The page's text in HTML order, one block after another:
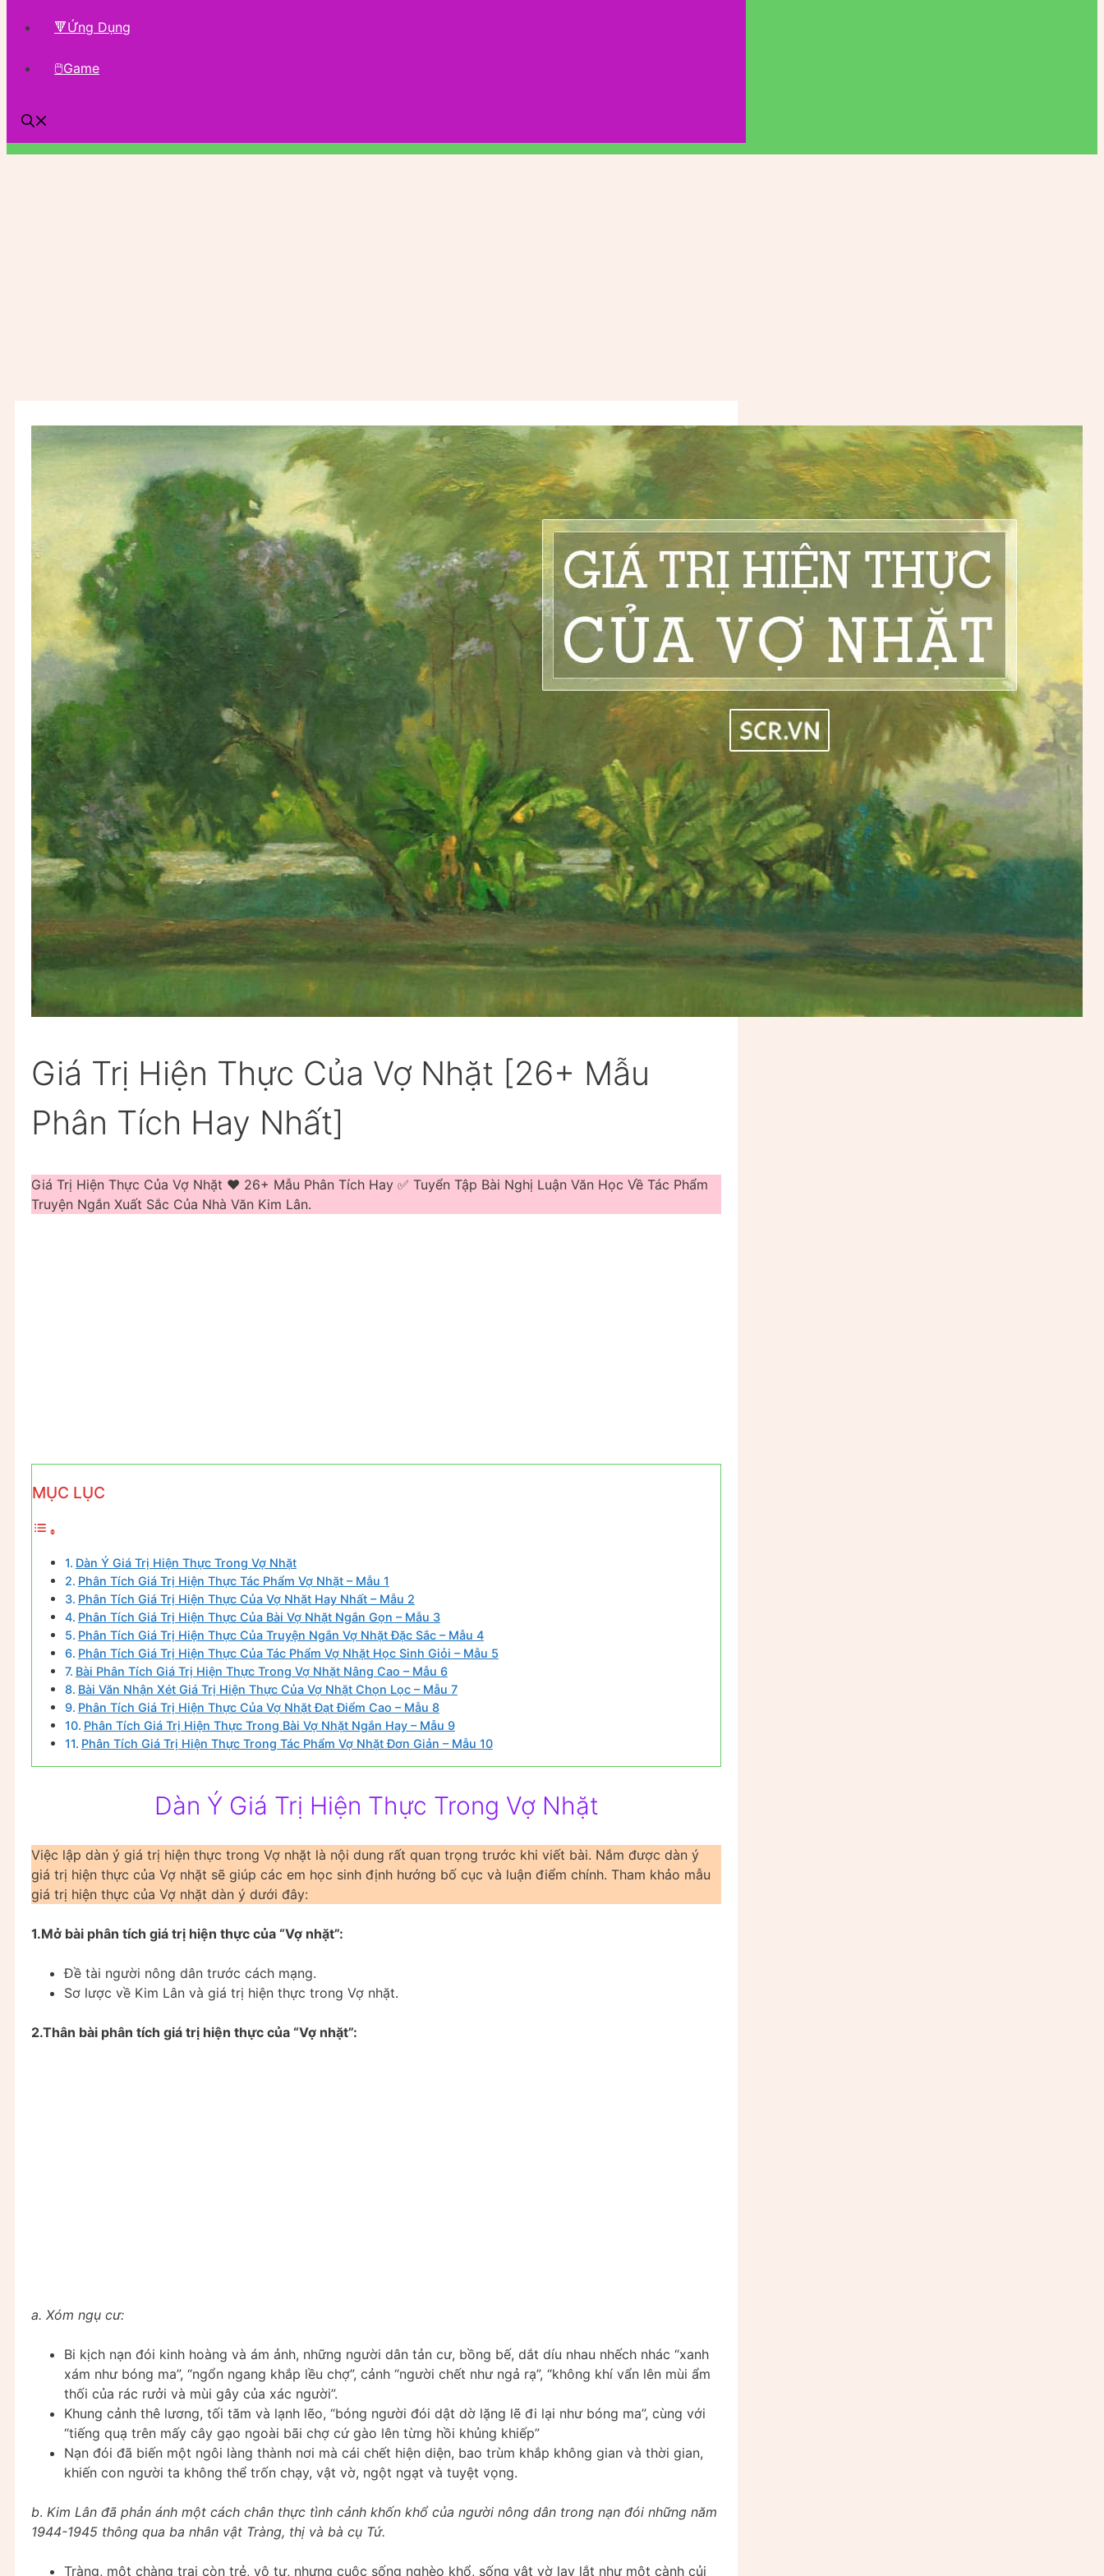
🔻Ứng Dụng
🖱Game
Giá Trị Hiện Thực Của Vợ Nhặt [26+ Mẫu
Phân Tích Hay Nhất]
Giá Trị Hiện Thực Của Vợ Nhặt ❤️️ 26+ Mẫu Phân Tích Hay ✅ Tuyển Tập Bài Nghị Luận Văn Học Về Tác Phẩm
Truyện Ngắn Xuất Sắc Của Nhà Văn Kim Lân.
MỤC LỤC
Dàn Ý Giá Trị Hiện Thực Trong Vợ Nhặt
Phân Tích Giá Trị Hiện Thực Tác Phẩm Vợ Nhặt – Mẫu 1
Phân Tích Giá Trị Hiện Thực Của Vợ Nhặt Hay Nhất – Mẫu 2
Phân Tích Giá Trị Hiện Thực Của Bài Vợ Nhặt Ngắn Gọn – Mẫu 3
Phân Tích Giá Trị Hiện Thực Của Truyện Ngắn Vợ Nhặt Đặc Sắc – Mẫu 4
Phân Tích Giá Trị Hiện Thực Của Tác Phẩm Vợ Nhặt Học Sinh Giỏi – Mẫu 5
Bài Phân Tích Giá Trị Hiện Thực Trong Vợ Nhặt Nâng Cao – Mẫu 6
Bài Văn Nhận Xét Giá Trị Hiện Thực Của Vợ Nhặt Chọn Lọc – Mẫu 7
Phân Tích Giá Trị Hiện Thực Của Vợ Nhặt Đạt Điểm Cao – Mẫu 8
Phân Tích Giá Trị Hiện Thực Trong Bài Vợ Nhặt Ngắn Hay – Mẫu 9
Phân Tích Giá Trị Hiện Thực Trong Tác Phẩm Vợ Nhặt Đơn Giản – Mẫu 10
Dàn Ý Giá Trị Hiện Thực Trong Vợ Nhặt
Việc lập dàn ý giá trị hiện thực trong Vợ nhặt là nội dung rất quan trọng trước khi viết bài. Nắm được dàn ý
giá trị hiện thực của Vợ nhặt sẽ giúp các em học sinh định hướng bố cục và luận điểm chính. Tham khảo mẫu
giá trị hiện thực của Vợ nhặt dàn ý dưới đây:
1.Mở bài phân tích giá trị hiện thực của “Vợ nhặt”:
Đề tài người nông dân trước cách mạng.
Sơ lược về Kim Lân và giá trị hiện thực trong Vợ nhặt.
2.Thân bài phân tích giá trị hiện thực của “Vợ nhặt”:
a. Xóm ngụ cư:
Bi kịch nạn đói kinh hoàng và ám ảnh, những người dân tản cư, bồng bế, dắt díu nhau nhếch nhác “xanh
xám như bóng ma”, “ngổn ngang khắp lều chợ”, cảnh “người chết như ngả rạ”, “không khí vẩn lên mùi ẩm
thối của rác rưởi và mùi gây của xác người”.
Khung cảnh thê lương, tối tăm và lạnh lẽo, “bóng người đói dật dờ lặng lẽ đi lại như bóng ma”, cùng với
“tiếng quạ trên mấy cây gạo ngoài bãi chợ cứ gào lên từng hồi khủng khiếp”
Nạn đói đã biến một ngôi làng thành nơi mà cái chết hiện diện, bao trùm khắp không gian và thời gian,
khiến con người ta không thể trốn chạy, vật vờ, ngột ngạt và tuyệt vọng.
b. Kim Lân đã phản ánh một cách chân thực tình cảnh khốn khổ của người nông dân trong nạn đói những năm
1944-1945 thông qua ba nhân vật Tràng, thị và bà cụ Tứ.
Tràng, một chàng trai còn trẻ, vô tư, nhưng cuộc sống nghèo khổ, sống vật vờ lay lắt như một cành củi